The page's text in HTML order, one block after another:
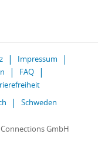
Impressum
FAQ
Schweden
Connections GmbH